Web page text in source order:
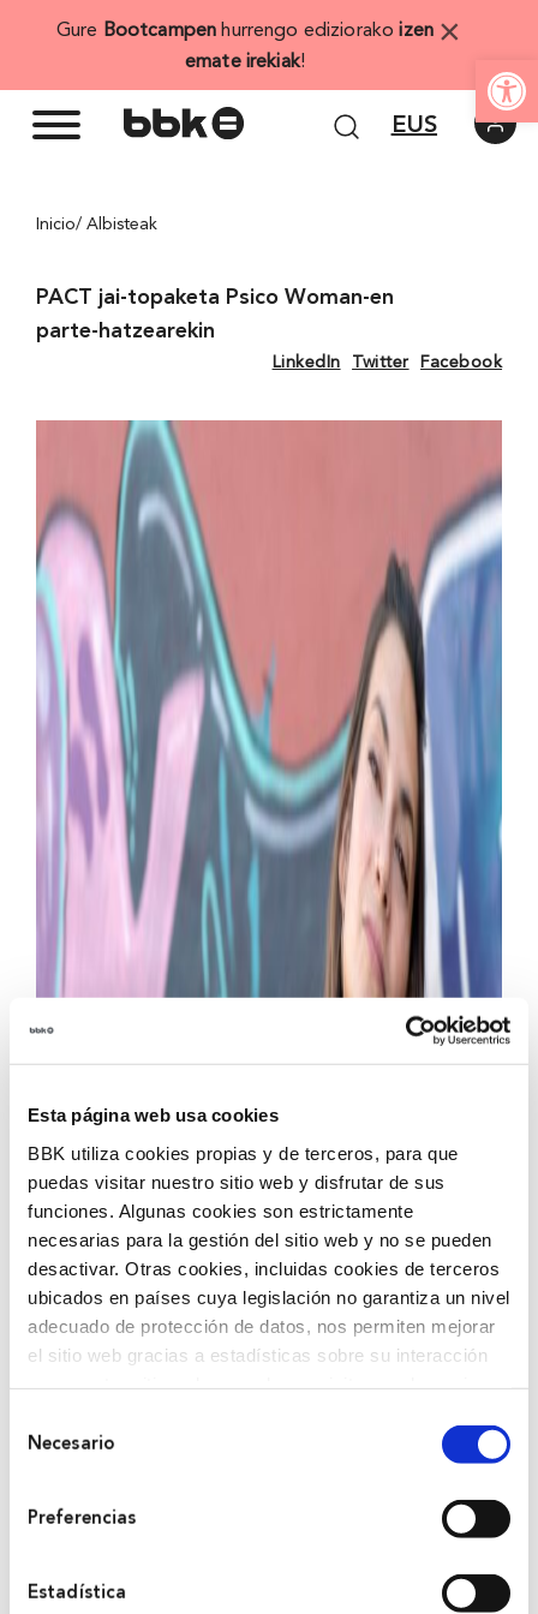
Esta página web usa cookies
BBK utiliza cookies propias y de terceros, para que
puedas visitar nuestro sitio web y disfrutar de sus
funciones. Algunas cookies son estrictamente
necesarias para la gestión del sitio web y no se pueden
desactivar. Otras cookies, incluidas cookies de terceros
ubicados en países cuya legislación no garantiza un nivel
adecuado de protección de datos, nos permiten mejorar
el sitio web gracias a estadísticas sobre su interacción
el uso que haga del sitio web con nuestros partners de
información que les haya proporcionado o que hayan
recopilado a partir del uso que haya hecho de sus
preferencias.
Necesario
Preferencias
Estadística
Gure Bootcampen hurrengo ediziorakoizen
emate irekiak!
×
EUS
Inicio/ Albisteak
PACT jai-topaketa Psico Woman-en
parte-hatzearekin
LinkedIn Twitter Facebook
Sexualitatea, mutiletan eta nesketan ibiltzea, mugak,
maitasun ona, akordioak… 15 eta 17 urte bitartean
badituzu, PACT by BBK programatik antolatutako
ekitaldi honetara gonbidatzen zaitugu, Isa Duque